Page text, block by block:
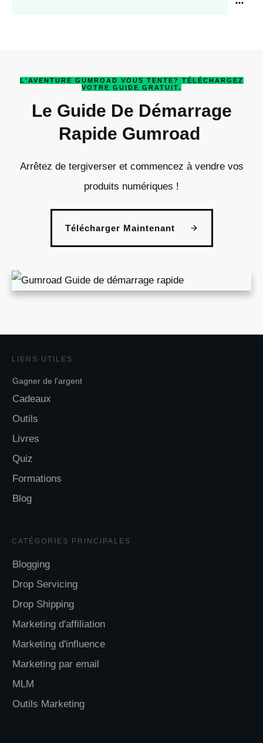
L'AVENTURE GUMROAD VOUS TENTE? TÉLÉCHARGEZ
VOTRE GUIDE GRATUIT.
Le Guide De Démarrage
Rapide Gumroad
Arrêtez de tergiverser et commencez à vendre vos
produits numériques !
Télécharger Maintenant
LIENS UTILES
Gagner de l'argent
Cadeaux
Outils
Livres
Quiz
Formations
Blog
CATÉGORIES PRINCIPALES
Blogging
Drop Servicing
Drop Shipping
Marketing d'affiliation
Marketing d'influence
Marketing par email
MLM
Outils Marketing